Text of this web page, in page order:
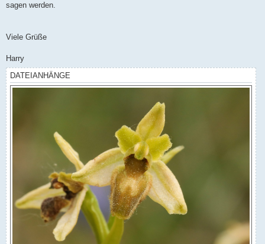
sagen werden.
Viele Grüße
Harry
DATEIANHÄNGE